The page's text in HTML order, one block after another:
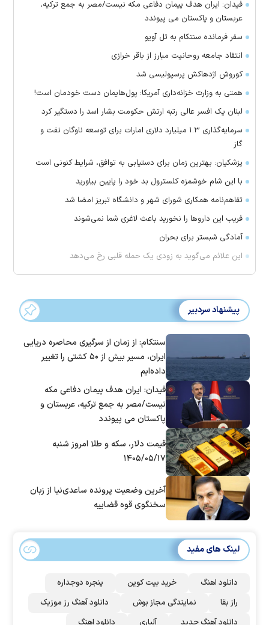
فیدان: ایران هدف پیمان دفاعی مکه نیست/مصر به جمع ترکیه،
عربستان و پاکستان می پیوندد
سفر فرمانده سنتکام به تل آویو
انتقاد جامعه روحانیت مبارز از باقر خرازی
کوروش اژدهاکش پرسپولیسی شد
همتی به وزارت خزانه‌داری آمریکا: پول‌هایمان دست خودمان است!
لبنان یک افسر عالی رتبه ارتش حکومت بشار اسد را دستگیر کرد
سرمایه‌گذاری ۱.۳ میلیارد دلاری امارات برای توسعه ناوگان نفت و
گاز
پزشکیان: بهترین زمان برای دستیابی به توافق، شرایط کنونی است
با این شام خوشمزه کلسترول بد خود را پایین بیاورید
تفاهم‌نامه همکاری شورای شهر و دانشگاه تبریز امضا شد
فریب این دارو‌ها را نخورید باعث لاغری شما نمی‌شوند
آمادگی شبستر برای بحران
این علائم می‌گوید به زودی یک حمله قلبی رخ می‌دهد
پیشنهاد سردبیر
سنتکام: از زمان از سرگیری محاصره دریایی
ایران، مسیر بیش از ۵۰ کشتی را تغییر
داده‌ایم
فیدان: ایران هدف پیمان دفاعی مکه
نیست/مصر به جمع ترکیه، عربستان و
پاکستان می پیوندد
قیمت دلار، سکه و طلا امروز شنبه
۱۴۰۵/۰۵/۱۷
آخرین وضعیت پرونده ساعدی‌نیا از زبان
سخنگوی قوه قضاییه
لینک های مفید
دانلود اهنگ خرید بیت کوین
پنجره دوجداره
راز بقا
نمایندگی مجاز بوش
دانلود آهنگ رز‌ موزیک